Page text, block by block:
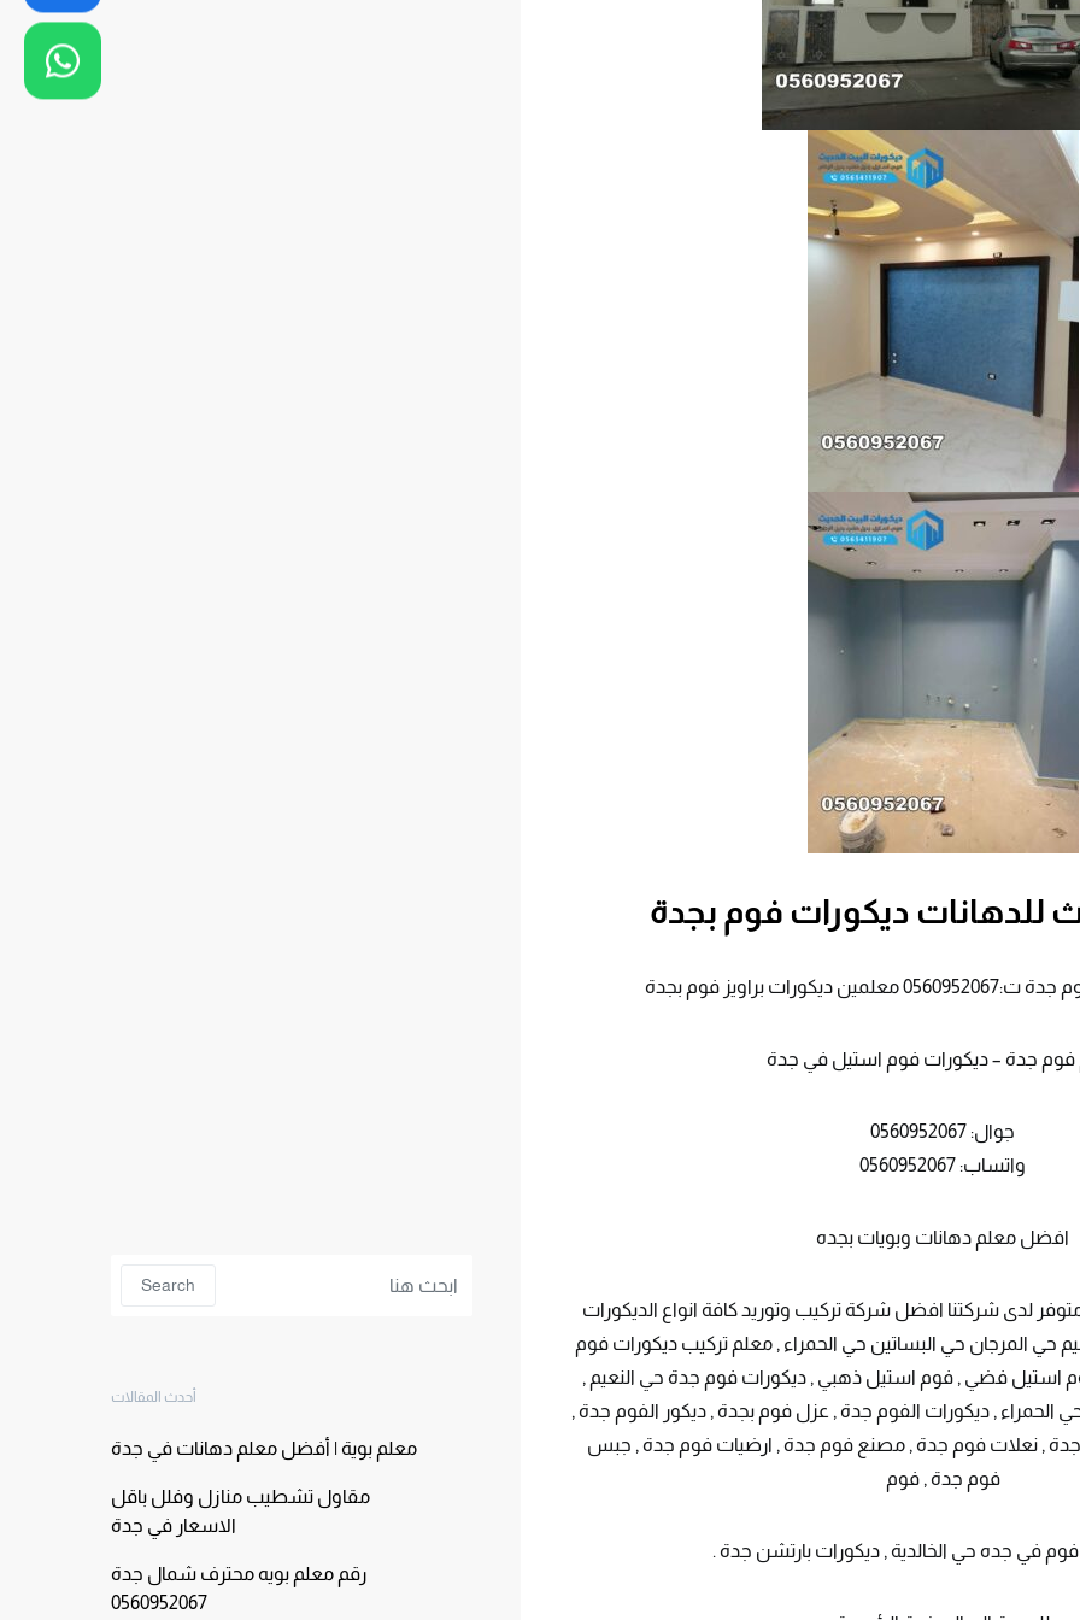
للدهانات ديكورات فوم بجدة
براويز فوم بجدة
فوم جدة – ديكورات فوم استيل في جدة
جوال: 0560952067
واتساب: 0560952067
افضل معلم دهانات وبويات بجده
لدى شركتنا افضل شركة تركيب وتوريد كافة انواع الديكورات
حي المرجان حي البساتين حي الحمراء , معلم تركيب ديكورات فوم
استيل فضي , فوم استيل ذهبي , ديكورات فوم جدة حي النعيم ,
, ديكورات الفوم جدة , عزل فوم بجدة , ديكور الفوم جدة ,
, نعلات فوم جدة , مصنع فوم جدة , ارضيات فوم جدة , جبس
فوم جدة , فوم
في جده حي الخالدية , ديكورات بارتشن جدة .
Search
أحدث المقالات
معلم بوية | أفضل معلم دهانات في جدة
مقاول تشطيب منازل وفلل باقل
الاسعار في جدة
رقم معلم بويه محترف شمال جدة
0560952067